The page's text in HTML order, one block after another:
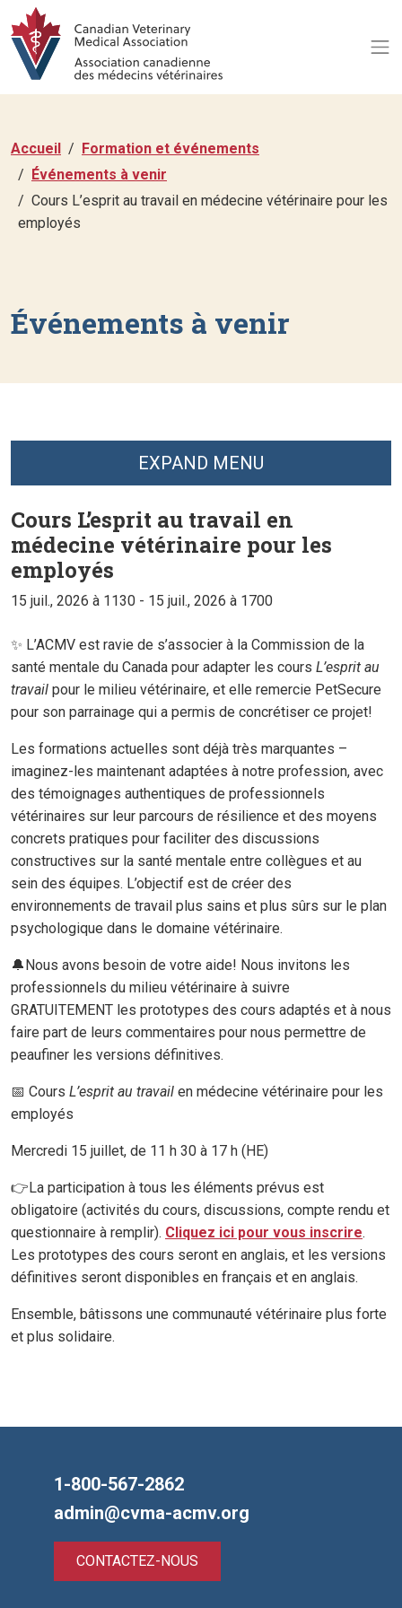
Accueil
Formation et événements
Événements à venir
Cours L’esprit au travail en médecine vétérinaire pour les
employés
Événements à venir
Cours L’esprit au travail en
médecine vétérinaire pour les
employés
15 juil., 2026 à 1130 - 15 juil., 2026 à 1700
✨ L’ACMV est ravie de s’associer à la Commission de la
santé mentale du Canada pour adapter les cours L’esprit au
travail pour le milieu vétérinaire, et elle remercie PetSecure
pour son parrainage qui a permis de concrétiser ce projet!
Les formations actuelles sont déjà très marquantes –
imaginez-les maintenant adaptées à notre profession, avec
des témoignages authentiques de professionnels
vétérinaires sur leur parcours de résilience et des moyens
concrets pratiques pour faciliter des discussions
constructives sur la santé mentale entre collègues et au
sein des équipes. L’objectif est de créer des
environnements de travail plus sains et plus sûrs sur le plan
psychologique dans le domaine vétérinaire.
🔔Nous avons besoin de votre aide! Nous invitons les
professionnels du milieu vétérinaire à suivre
GRATUITEMENT les prototypes des cours adaptés et à nous
faire part de leurs commentaires pour nous permettre de
peaufiner les versions définitives.
📅 Cours L’esprit au travail en médecine vétérinaire pour les
employés
Mercredi 15 juillet, de 11 h 30 à 17 h (HE)
👉La participation à tous les éléments prévus est
obligatoire (activités du cours, discussions, compte rendu et
questionnaire à remplir). Cliquez ici pour vous inscrire.
Les prototypes des cours seront en anglais, et les versions
définitives seront disponibles en français et en anglais.
Ensemble, bâtissons une communauté vétérinaire plus forte
et plus solidaire.
EXPAND MENU
1-800-567-2862
admin@cvma-acmv.org
CONTACTEZ-NOUS